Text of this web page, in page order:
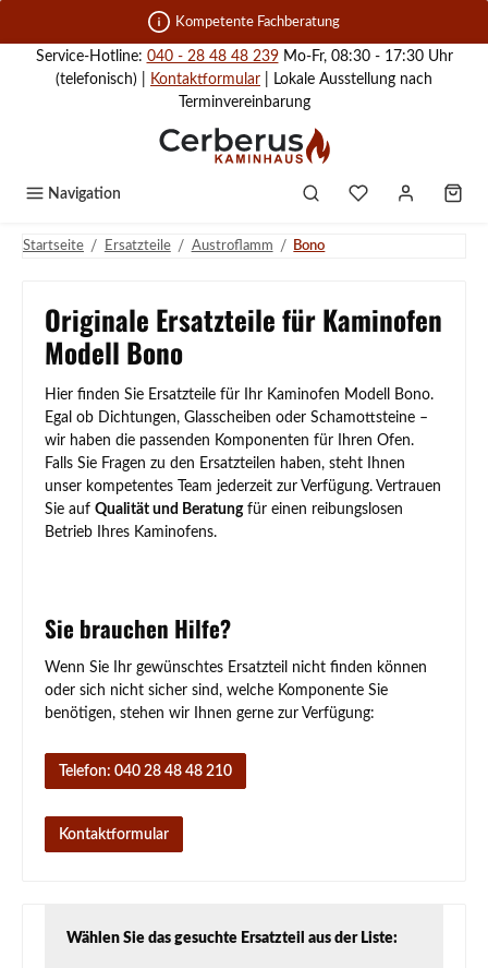
Zum Hauptinhalt springen Kompetente Fachberatung
Service-Hotline: 040 - 28 48 48 239Mo-Fr, 08:30 - 17:30 Uhr
(telefonisch) |
Kontaktformular | Lokale Ausstellung nach
Terminvereinbarung
Navigation
Startseite / Ersatzteile / Austroflamm / Bono
Originale Ersatzteile für Kaminofen
Modell Bono
Hier finden Sie Ersatzteile für Ihr Kaminofen Modell Bono.
Egal ob Dichtungen, Glasscheiben oder Schamottsteine –
wir haben die passenden Komponenten für Ihren Ofen.
Falls Sie Fragen zu den Ersatzteilen haben, steht Ihnen
unser kompetentes Team jederzeit zur Verfügung. Vertrauen
Sie auf Qualität und Beratungfür einen reibungslosen
Betrieb Ihres Kaminofens.
Sie brauchen Hilfe?
Wenn Sie Ihr gewünschtes Ersatzteil nicht finden können
oder sich nicht sicher sind, welche Komponente Sie
benötigen, stehen wir Ihnen gerne zur Verfügung:
Telefon: 040 28 48 48 210
Kontaktformular
Wählen Sie das gesuchte Ersatzteil aus der Liste: